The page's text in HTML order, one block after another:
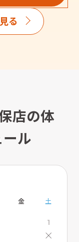
る
店の体
ル
金 土
1
×